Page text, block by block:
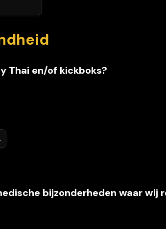
Thai en/of kickboks?
bijzonderheden waar wij